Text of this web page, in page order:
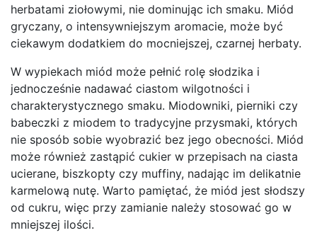
herbatami ziołowymi, nie dominując ich smaku. Miód
gryczany, o intensywniejszym aromacie, może być
ciekawym dodatkiem do mocniejszej, czarnej herbaty.
W wypiekach miód może pełnić rolę słodzika i
jednocześnie nadawać ciastom wilgotności i
charakterystycznego smaku. Miodowniki, pierniki czy
babeczki z miodem to tradycyjne przysmaki, których
nie sposób sobie wyobrazić bez jego obecności. Miód
może również zastąpić cukier w przepisach na ciasta
ucierane, biszkopty czy muffiny, nadając im delikatnie
karmelową nutę. Warto pamiętać, że miód jest słodszy
od cukru, więc przy zamianie należy stosować go w
mniejszej ilości.